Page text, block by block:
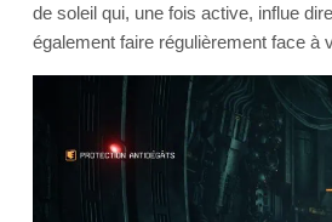
de soleil qui, une fois active, influe
également faire régulièrement face à